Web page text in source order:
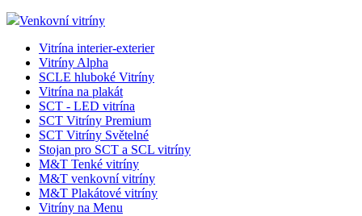
Venkovní vitríny
Vitrína interier-exterier
Vitríny Alpha
SCLE hluboké Vitríny
Vitrína na plakát
SCT - LED vitrína
SCT Vitríny Premium
SCT Vitríny Světelné
Stojan pro SCT a SCL vitríny
M&T Tenké vitríny
M&T venkovní vitríny
M&T Plakátové vitríny
Vitríny na Menu